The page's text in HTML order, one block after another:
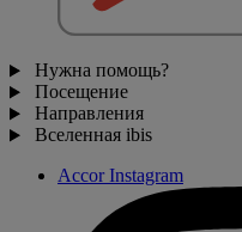
Нужна помощь?
Посещение
Направления
Вселенная ibis
Accor Instagram